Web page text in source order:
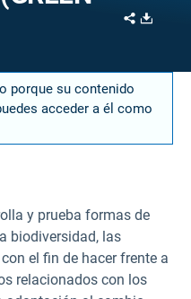
Share
porque su contenido
acceder a él como
y prueba formas de
biodiversidad, las
el fin de hacer frente a
relacionados con los